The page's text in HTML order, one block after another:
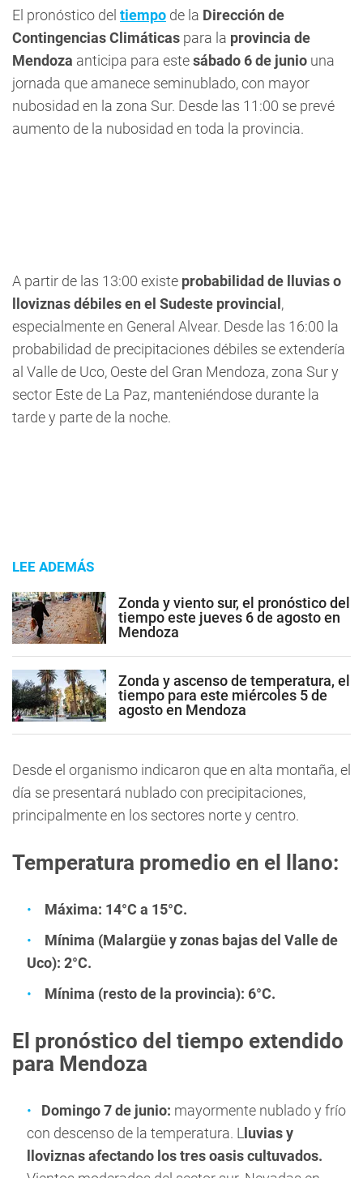
El pronóstico del tiempo de la Dirección de
Contingencias Climáticas para la provincia de
Mendoza anticipa para estesábado 6de junio una
jornada que amanece seminublado, con mayor
nubosidad en la zona Sur. Desde las 11:00 se prevé
aumento de la nubosidad en toda la provincia.
A partir de las 13:00 existe probabilidad de lluvias o
lloviznas débiles en el Sudeste provincial ,
especialmente en General Alvear. Desde las 16:00 la
probabilidad de precipitaciones débiles se extendería
al Valle de Uco, Oeste del Gran Mendoza, zona Sur y
sector Este de La Paz, manteniéndose durante la
tarde y parte de la noche.
LEE ADEMÁS
Zonda y viento sur, el pronóstico del
tiempo este jueves 6 de agosto en
Mendoza
Zonda y ascenso de temperatura, el
tiempo para este miércoles 5 de
agosto en Mendoza
Desde el organismo indicaron que en alta montaña, el
día se presentará nublado con precipitaciones,
principalmente en los sectores norte y centro.
Temperatura promedio en el llano:
Máxima: 14°C a 15°C.
Mínima (Malargüe y zonas bajas del Valle de
Uco): 2°C.
Mínima (resto de la provincia): 6°C.
El pronóstico del tiempo extendido
para Mendoza
Domingo 7 de junio: mayormente nublado y frío
con descenso de la temperatura. L luvias y
lloviznas afectando los tres oasis cultuvados.